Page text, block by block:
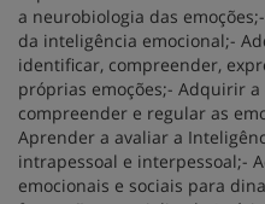
a neurobiologia das
da inteligência emocional;-
identificar, compreender,
próprias emoções;- Adquirir
compreender e regular as
Aprender a avaliar a
intrapessoal e interpessoal;-
emocionais e sociais para